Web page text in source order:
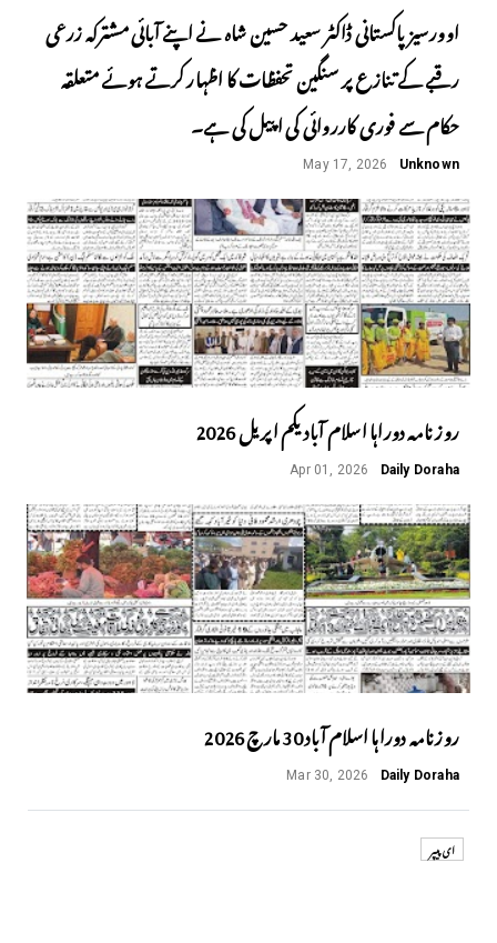
اوورسیز پاکستانی ڈاکٹر سعید حسین شاہ نے اپنے آبائی مشترکہ زرعی
رقبے کے تنازع پر سنگین تحفظات کا اظہار کرتے ہوئے متعلقہ
حکام سے فوری کارروائی کی اپیل کی ہے۔
Unknown
May 17, 2026
روز نامہ دوراہا اسلام آباد یکم اپریل 2026
Daily Doraha
Apr 01, 2026
روزنامہ دوراہا اسلام آباد 30 مارچ 2026
Daily Doraha
Mar 30, 2026
ای پیپر